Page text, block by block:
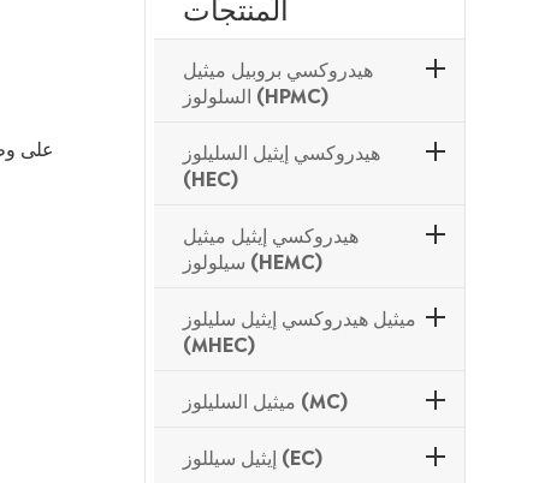
هيدروكسي بروبيل ميثيل
السلولوز (HPMC)
هيدروكسي إيثيل السليلوز
(HEC)
هيدروكسي إيثيل ميثيل
سيلولوز (HEMC)
ميثيل هيدروكسي إيثيل سليلوز
(MHEC)
ميثيل السليلوز (MC)
إيثيل سيللوز (EC)